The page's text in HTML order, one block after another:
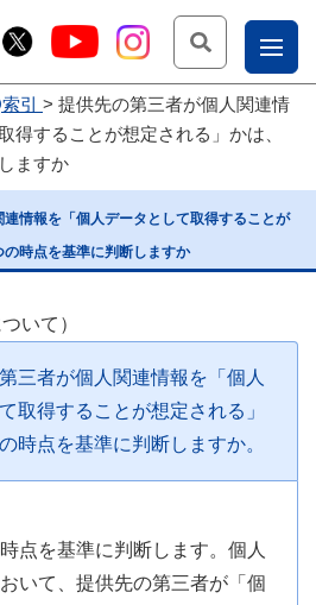
問
合
せ
こー
ー部
引
提供先の第三者が個人関連情
得することが想定される」かは、
ますか
情報を「個人データとして取得することが
時点を基準に判断しますか
いて）
三者が個人関連情報を「個人
取得することが想定される」
時点を基準に判断しますか。
点を基準に判断します。個人
いて、提供先の第三者が「個